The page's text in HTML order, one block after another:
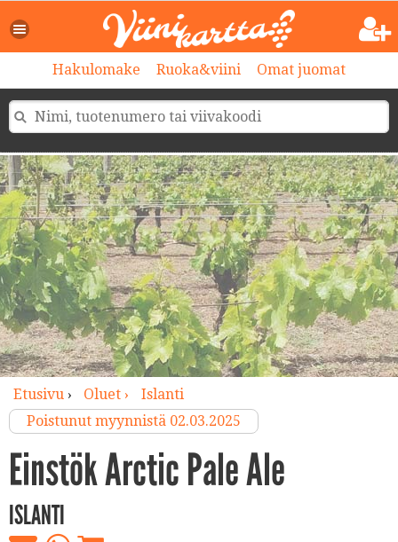
Hakulomake Ruoka&viini Omat juomat
Etusivu› Oluet ›
Islanti
Poistunut myynnistä 02.03.2025
Einstök Arctic Pale Ale
ISLANTI